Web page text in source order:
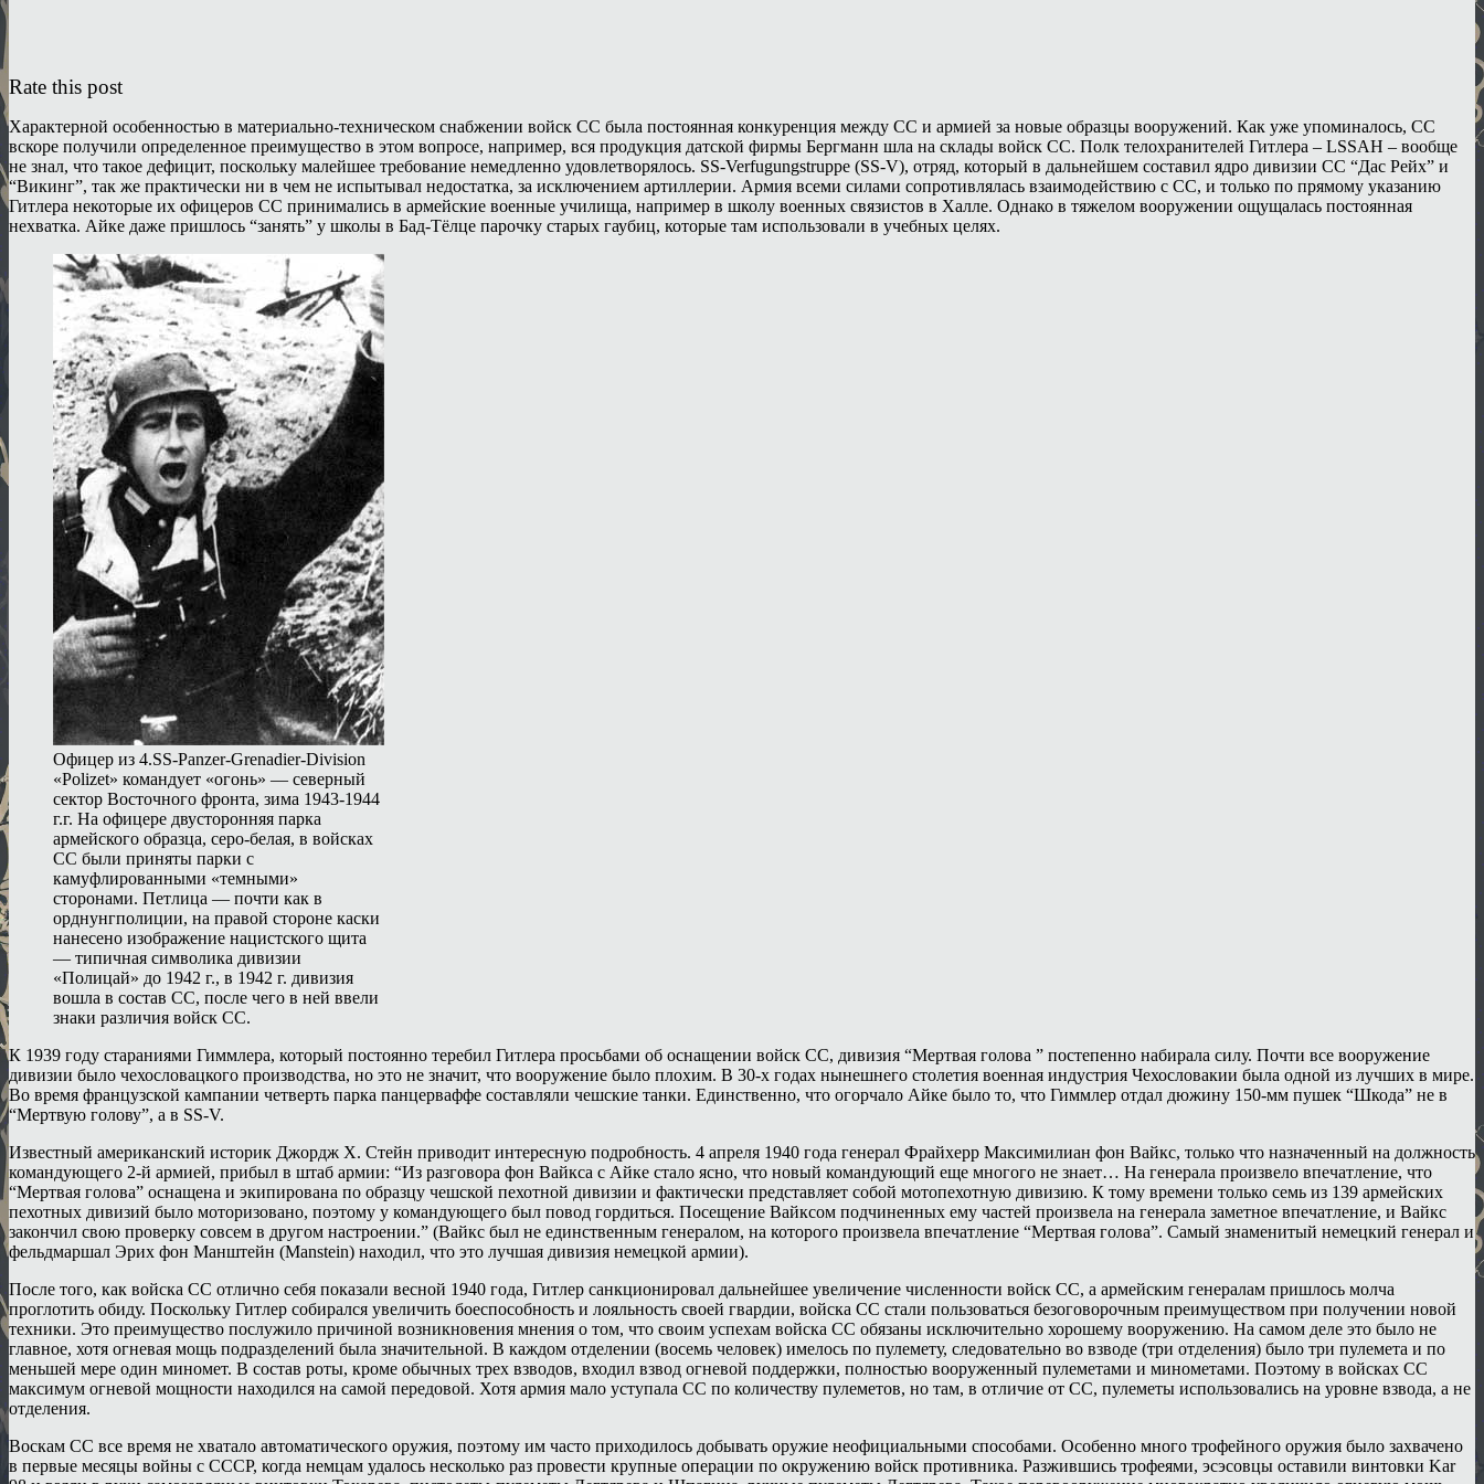
Rate this post
Характерной особенностью в материально-техническом снабжении войск СС была постоянная конкуренция между СС и армией за новые образцы вооружений. Как уже упоминалось, СС
вскоре получили определенное преимущество в этом вопросе, например, вся продукция датской фирмы Бергманн шла на склады войск СС. Полк телохранителей Гитлера – LSSAH – вообще
не знал, что такое дефицит, поскольку малейшее требование немедленно удовлетворялось. SS-Verfugungstruppe (SS-V), отряд, который в дальнейшем составил ядро дивизии СС “Дас Рейх” и
“Викинг”, так же практически ни в чем не испытывал недостатка, за исключением артиллерии. Армия всеми силами сопротивлялась взаимодействию с СС, и только по прямому указанию
Гитлера некоторые их офицеров СС принимались в армейские военные училища, например в школу военных связистов в Халле. Однако в тяжелом вооружении ощущалась постоянная
нехватка. Айке даже пришлось “занять” у школы в Бад-Тёлце парочку старых гаубиц, которые там использовали в учебных целях.
Офицер из 4.SS-Panzer-Grenadier-Division
«Polizet» командует «огонь» — северный
сектор Восточного фронта, зима 1943-1944
г.г. На офицере двусторонняя парка
армейского образца, серо-белая, в войсках
СС были приняты парки с
камуфлированными «темными»
сторонами. Петлица — почти как в
орднунгполиции, на правой стороне каски
нанесено изображение нацистского щита
— типичная символика дивизии
«Полицай» до 1942 г., в 1942 г. дивизия
вошла в состав СС, после чего в ней ввели
знаки различия войск СС.
К 1939 году стараниями Гиммлера, который постоянно теребил Гитлера просьбами об оснащении войск СС, дивизия “Мертвая голова ” постепенно набирала силу. Почти все вооружение
дивизии было чехословацкого производства, но это не значит, что вооружение было плохим. В 30-х годах нынешнего столетия военная индустрия Чехословакии была одной из лучших в мире.
Во время французской кампании четверть парка панцерваффе составляли чешские танки. Единственно, что огорчало Айке было то, что Гиммлер отдал дюжину 150-мм пушек “Шкода” не в
“Мертвую голову”, а в SS-V.
Известный американский историк Джордж Х. Стейн приводит интересную подробность. 4 апреля 1940 года генерал Фрайхерр Максимилиан фон Вайкс, только что назначенный на должность
командующего 2-й армией, прибыл в штаб армии: “Из разговора фон Вайкса с Айке стало ясно, что новый командующий еще многого не знает… На генерала произвело впечатление, что
“Мертвая голова” оснащена и экипирована по образцу чешской пехотной дивизии и фактически представляет собой мотопехотную дивизию. К тому времени только семь из 139 армейских
пехотных дивизий было моторизовано, поэтому у командующего был повод гордиться. Посещение Вайксом подчиненных ему частей произвела на генерала заметное впечатление, и Вайкс
закончил свою проверку совсем в другом настроении.” (Вайкс был не единственным генералом, на которого произвела впечатление “Мертвая голова”. Самый знаменитый немецкий генерал и
фельдмаршал Эрих фон Манштейн (Manstein) находил, что это лучшая дивизия немецкой армии).
После того, как войска СС отлично себя показали весной 1940 года, Гитлер санкционировал дальнейшее увеличение численности войск СС, а армейским генералам пришлось молча
проглотить обиду. Поскольку Гитлер собирался увеличить боеспособность и лояльность своей гвардии, войска СС стали пользоваться безоговорочным преимуществом при получении новой
техники. Это преимущество послужило причиной возникновения мнения о том, что своим успехам войска СС обязаны исключительно хорошему вооружению. На самом деле это было не
главное, хотя огневая мощь подразделений была значительной. В каждом отделении (восемь человек) имелось по пулемету, следовательно во взводе (три отделения) было три пулемета и по
меньшей мере один миномет. В состав роты, кроме обычных трех взводов, входил взвод огневой поддержки, полностью вооруженный пулеметами и минометами. Поэтому в войсках СС
максимум огневой мощности находился на самой передовой. Хотя армия мало уступала СС по количеству пулеметов, но там, в отличие от СС, пулеметы использовались на уровне взвода, а не
отделения.
Воскам СС все время не хватало автоматического оружия, поэтому им часто приходилось добывать оружие неофициальными способами. Особенно много трофейного оружия было захвачено
в первые месяцы войны с СССР, когда немцам удалось несколько раз провести крупные операции по окружению войск противника. Разжившись трофеями, эсэсовцы оставили винтовки Kar